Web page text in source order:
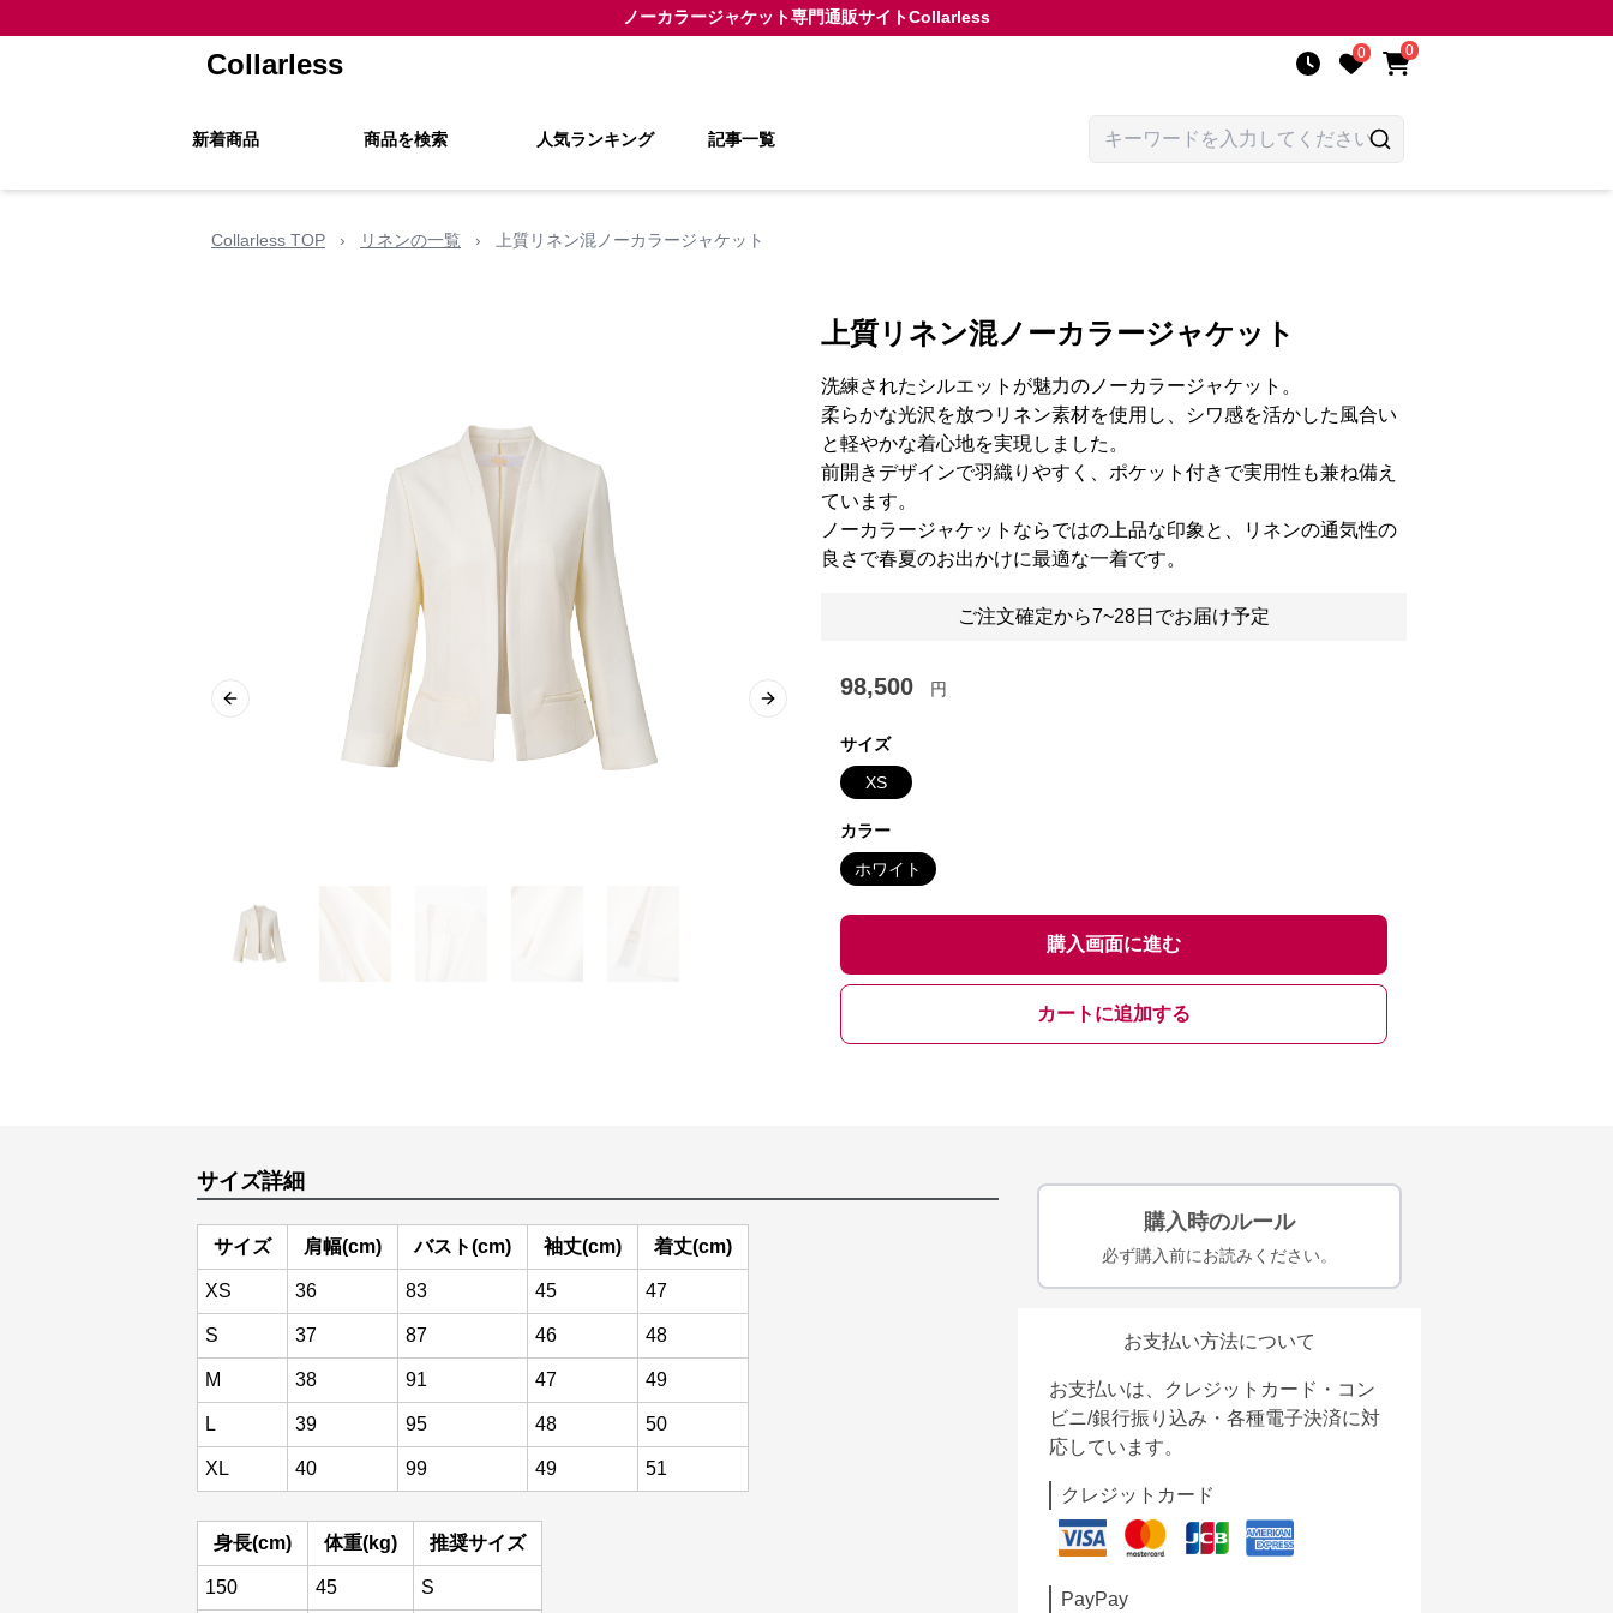
ノーカラージャケット専門通販サイトCollarless
Collarless 0 0
新着商品 商品を検索 人気ランキング 記事一覧
Collarless TOP › リネンの一覧 › 上質リネン混ノーカラージャケット
Previous slide Next slide
上質リネン混ノーカラージャケット
洗練されたシルエットが魅力のノーカラージャケット。
柔らかな光沢を放つリネン素材を使用し、シワ感を活かした風合い
と軽やかな着心地を実現しました。
前開きデザインで羽織りやすく、ポケット付きで実用性も兼ね備え
ています。
ノーカラージャケットならではの上品な印象と、リネンの通気性の
良さで春夏のお出かけに最適な一着です。
ご注文確定から7~28日でお届け予定
98,500 円
サイズ
XS
カラー
ホワイト
購入画面に進む
カートに追加する
サイズ詳細
サイズ 肩幅(cm) バスト(cm) 袖丈(cm) 着丈(cm)
XS 36 83 45 47
S 37 87 46 48
M 38 91 47 49
L 39 95 48 50
XL 40 99 49 51
身長(cm) 体重(kg) 推奨サイズ
150 45 S
購入時のルール
必ず購入前にお読みください。
お支払い方法について
お支払いは、クレジットカード・コン
ビニ/銀行振り込み・各種電子決済に対
応しています。
クレジットカード
PayPay